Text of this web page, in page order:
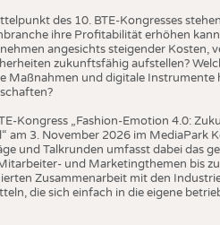
des 10. BTE-Kongresses
ihre Profitabilität erhöhen
angesichts steigender Kosten,
zukunftsfähig aufstellen?
Maßnahmen und digitale
Kongress „Fashion-Emotion 4.0:
am 3. November 2026 im MediaPark
und Talkrunden umfasst dabei das
und Marketingthemen bis
Zusammenarbeit mit den
die sich einfach in die eigene